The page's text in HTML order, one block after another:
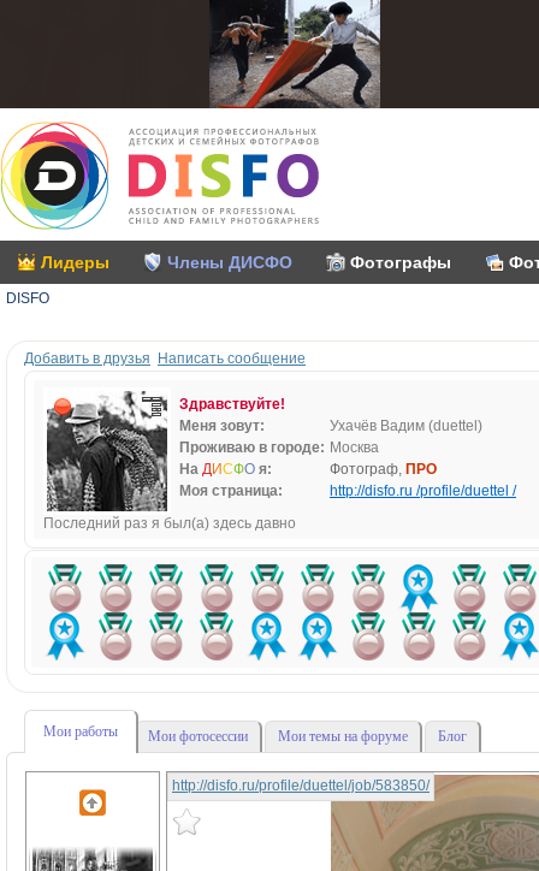
Лидеры Члены ДИСФО Фотографы
DISFO
Добавить в друзья Написать сообщение
Здравствуйте!
Меня зовут:
Ухачёв Вадим (duettel)
Проживаю в городе: Москва
На ДИСФО я: Фотограф, ПРО
Моя страница:
http://disfo.ru /profile/duettel /
Последний раз я был(а) здесь давно
Мои работы Мои фотосессии Мои темы на форуме Блог
http://disfo.ru/profile/duettel/job/583850/